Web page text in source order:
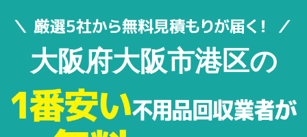
大阪府大阪市港区の